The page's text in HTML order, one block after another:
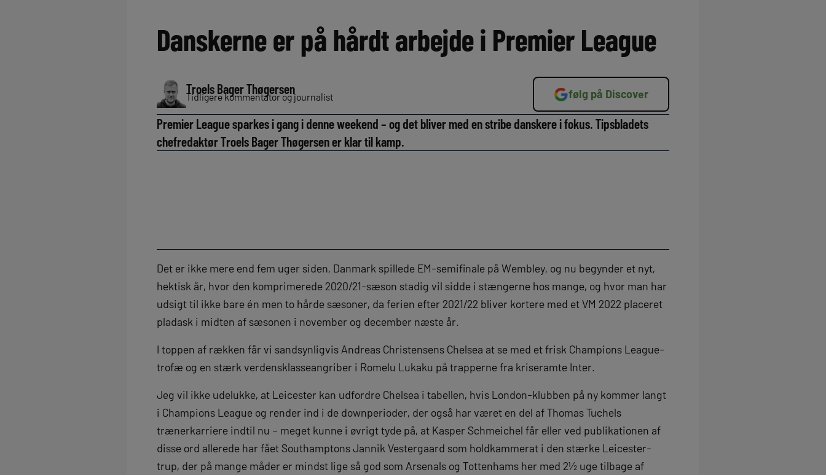
Danskerne er på hårdt arbejde i Premier League
Troels Bager Thøgersen
Tidligere kommentator og journalist følg på Discover
Premier League sparkes i gang i denne weekend – og det bliver med en stribe danskere i fokus. Tipsbladets
chefredaktør Troels Bager Thøgersen er klar til kamp.
Det er ikke mere end fem uger siden, Danmark spillede EM-semifinale på Wembley, og nu begynder et nyt,
hektisk år, hvor den komprimerede 2020/21-sæson stadig vil sidde i stængerne hos mange, og hvor man har
udsigt til ikke bare én men to hårde sæsoner, da ferien efter 2021/22 bliver kortere med et VM 2022 placeret
pladask i midten af sæsonen i november og december næste år.
I toppen af rækken får vi sandsynligvis Andreas Christensens Chelsea at se med et frisk Champions League-
trofæ og en stærk verdensklasseangriber i Romelu Lukaku på trapperne fra kriseramte Inter.
Jeg vil ikke udelukke, at Leicester kan udfordre Chelsea i tabellen, hvis London-klubben på ny kommer langt
i Champions League og render ind i de downperioder, der også har været en del af Thomas Tuchels
trænerkarriere indtil nu – meget kunne i øvrigt tyde på, at Kasper Schmeichel får eller ved publikationen af
disse ord allerede har fået Southamptons Jannik Vestergaard som holdkammerat i den stærke Leicester-
trup, der på mange måder er mindst lige så god som Arsenals og Tottenhams her med 2½ uge tilbage af